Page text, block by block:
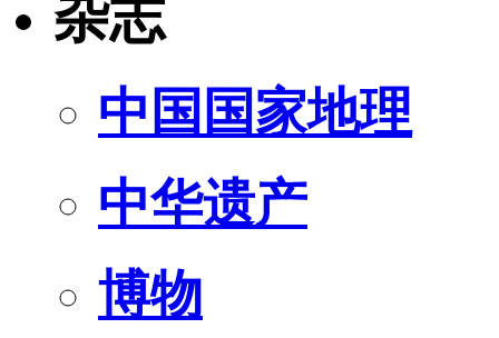
杂志
中国国家地理
中华遗产
博物